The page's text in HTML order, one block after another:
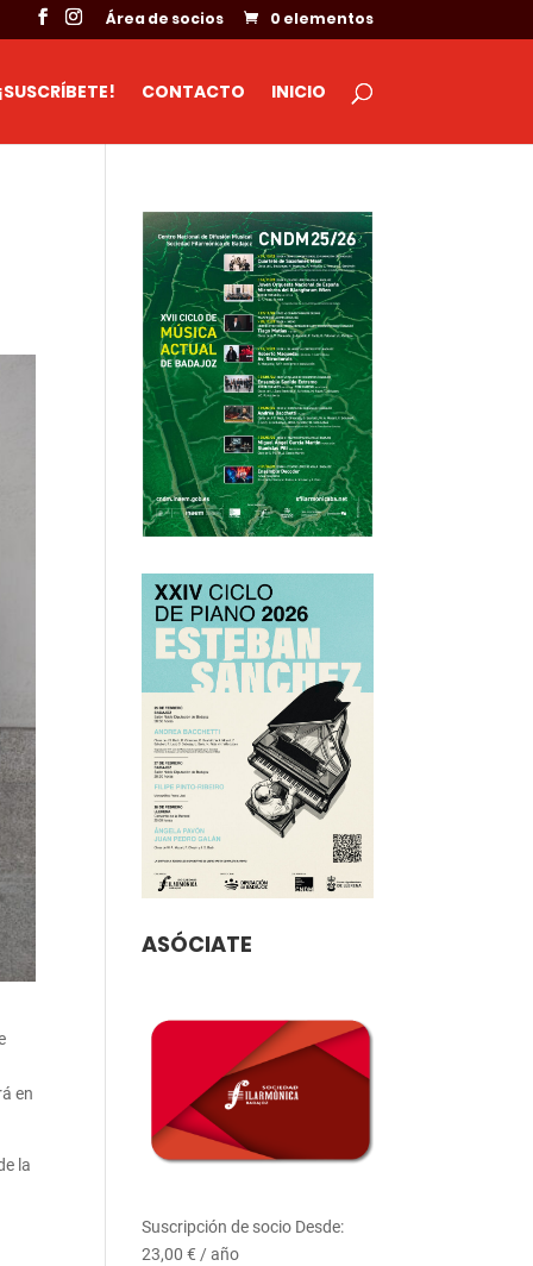
Área de socios 0 elementos
CONTACTO INICIO
en
la
ASÓCIATE
Suscripción de socio Desde:
23,00€ / año